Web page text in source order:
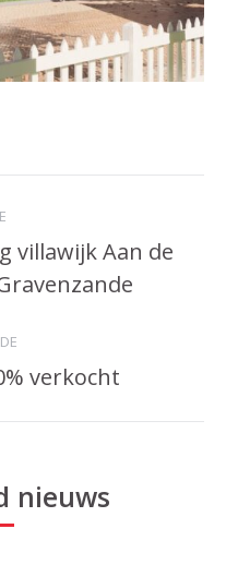
villawijk Aan de
verkocht
nieuws